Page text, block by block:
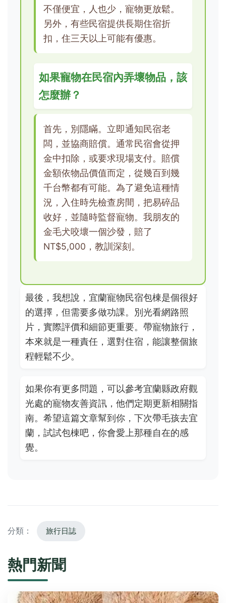
不僅便宜，人也少，寵物更放鬆。
另外，有些民宿提供長期住宿折
扣，住三天以上可能有優惠。
如果寵物在民宿內弄壞物品，該
怎麼辦？
首先，別隱瞞。立即通知民宿老
闆，並協商賠償。通常民宿會從押
金中扣除，或要求現場支付。賠償
金額依物品價值而定，從幾百到幾
千台幣都有可能。為了避免這種情
況，入住時先檢查房間，把易碎品
收好，並隨時監督寵物。我朋友的
金毛犬咬壞一個沙發，賠了
NT$5,000，教訓深刻。
最後，我想說，宜蘭寵物民宿包棟是個很好
的選擇，但需要多做功課。別光看網路照
片，實際評價和細節更重要。帶寵物旅行，
本來就是一種責任，選對住宿，能讓整個旅
程輕鬆不少。
如果你有更多問題，可以參考宜蘭縣政府觀
光處的寵物友善資訊，他們定期更新相關指
南。希望這篇文章幫到你，下次帶毛孩去宜
蘭，試試包棟吧，你會愛上那種自在的感
覺。
分類： 旅行日誌
熱門新聞